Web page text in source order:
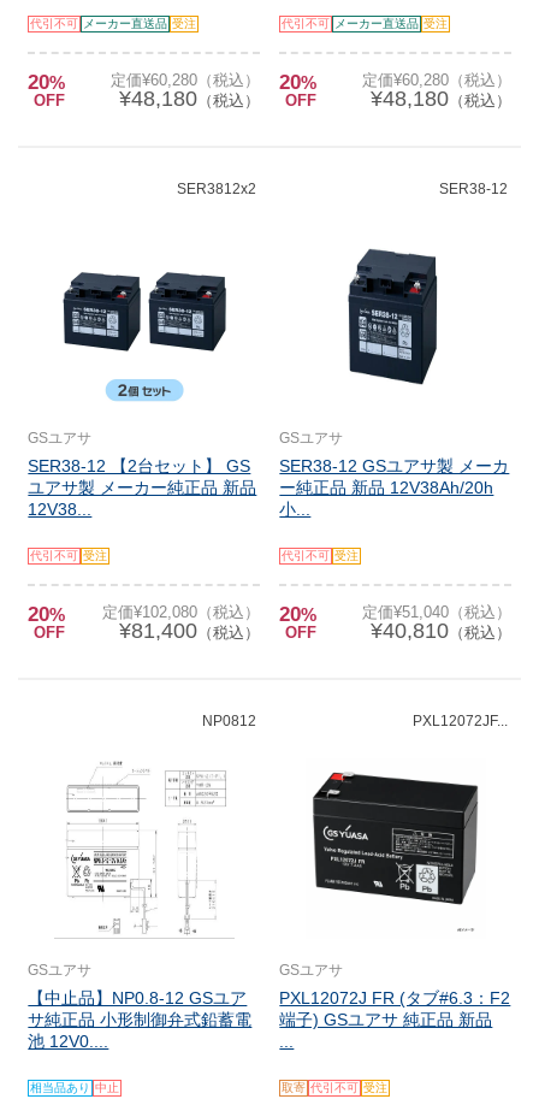
代引不可 メーカー直送品 受注
20%
OFF
定価¥60,280（税込）
¥48,180（税込）
代引不可 メーカー直送品 受注
20%
OFF
定価¥60,280（税込）
¥48,180（税込）
SER3812x2
GSユアサ
SER38-12 【2台セット】 GS
ユアサ製 メーカー純正品 新品
12V38...
代引不可 受注
20%
OFF
定価¥102,080（税込）
¥81,400（税込）
SER38-12
GSユアサ
SER38-12 GSユアサ製 メーカ
ー純正品 新品 12V38Ah/20h
小...
代引不可 受注
20%
OFF
定価¥51,040（税込）
¥40,810（税込）
NP0812
GSユアサ
【中止品】NP0.8-12 GSユア
サ純正品 小形制御弁式鉛蓄電
池 12V0....
相当品あり 中止
PXL12072JF...
GSユアサ
PXL12072J FR (タブ#6.3：F2
端子) GSユアサ 純正品 新品
取寄 代引不可 受注